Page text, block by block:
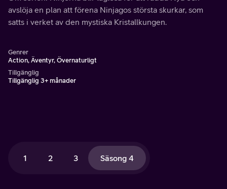
avslöja en plan att förena Ninjagos största skurkar, som
satts i verket av den mystiska Kristallkungen.
Genrer
Action, Äventyr, Övernaturligt
Tillgänglig
Tillgänglig 3+ månader
1 2 3 Säsong 4